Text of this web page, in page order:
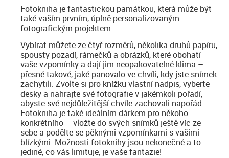
Fotokniha je fantastickou památkou, která může být
také vaším prvním, úplně personalizovaným
fotografickým projektem.
Vybírat můžete ze čtyř rozměrů, několika druhů papíru,
spousty pozadí, rámečků a obrázků, které obohatí
vaše vzpomínky a dají jim neopakovatelné klima –
přesné takové, jaké panovalo ve chvíli, kdy jste snímek
zachytili. Zvolte si pro knížku vlastní nadpis, vyberte
desky a nahrajte své fotografie v jakémkoli pořadí,
abyste své nejdůležitější chvíle zachovali napořád.
Fotokniha je také ideálním dárkem pro někoho
konkrétního – vložte do svých snímků ještě víc ze
sebe a podělte se pěknými vzpomínkami s vašimi
blízkými. Možnosti fotoknihy jsou nekonečné a to
jediné, co vás limituje, je vaše fantazie!